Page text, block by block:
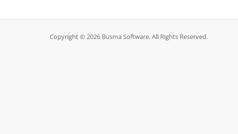
Copyright © 2026 Busma Software. All Rights Reserved.